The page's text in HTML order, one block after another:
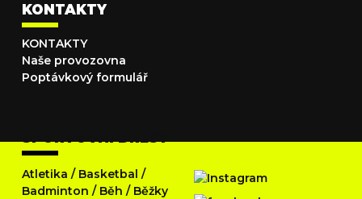
KONTAKTY
KONTAKTY
Naše provozovna
Poptávkový formulář
SPORTOVNÍ DRESY
Atletika / Basketbal /
Badminton / Běh / Běžky